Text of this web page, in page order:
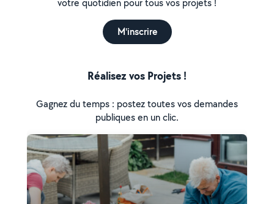
votre quotidien pour tous vos projets !
M'inscrire
Réalisez vos Projets !
Gagnez du temps : postez toutes vos demandes
publiques en un clic.